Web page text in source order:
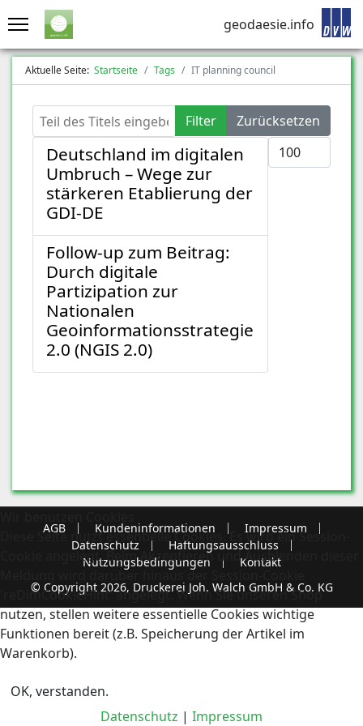
geodaesie.info
Aktuelle Seite: Startseite Tags IT planning council
Teil des Titels eingeben Filter
Zurücksetzen
Anzeige #
Deutschland im digitalen
Umbruch – Wege zur
stärkeren Etablierung der
GDI-DE
Follow‑up zum Beitrag:
Durch digitale
Partizipation zur
Nationalen
Geoinformationsstrategie
2.0 (NGIS 2.0)
AGB Kundeninformationen
Impressum
Datenschutz
Haftungsausschluss
Nutzungsbedingungen
Kontakt
© Copyright 2026, Druckerei Joh. Walch GmbH & Co. KG
Diese Seite nutzt essentielle Cookies. Es wird ein Session-
Cookie angelegt. Beim Akzeptieren und Ausblenden dieser
Meldung wird darüber hinaus der Session-Cookie
'reDimCookieHint' angelegt. Wenn Sie unseren Shop
nutzen, stellen weitere essentielle Cookies wichtige
Funktionen bereit (z.B. Speicherung der Artikel im
Warenkorb).
OK, verstanden.
Datenschutz | Impressum